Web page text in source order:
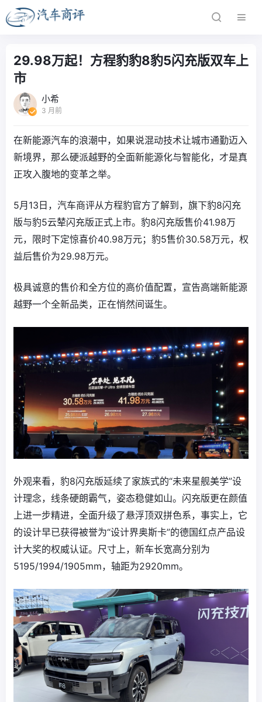
29.98万起！方程豹豹8豹5闪充版双车上
市
小希
3 月前
在新能源汽车的浪潮中，如果说混动技术让城市通勤迈入
新境界，那么硬派越野的全面新能源化与智能化，才是真
正攻入腹地的变革之举。
5月13日，汽车商评从方程豹官方了解到，旗下豹8闪充
版与豹5云辇闪充版正式上市。豹8闪充版售价41.98万
元，限时下定惊喜价40.98万元；豹5售价30.58万元，权
益后售价为29.98万元。
极具诚意的售价和全方位的高价值配置，宣告高端新能源
越野一个全新品类，正在悄然间诞生。
外观来看，豹8闪充版延续了家族式的“未来星舰美学”设
计理念，线条硬朗霸气，姿态稳健如山。闪充版更在颜值
上进一步精进，全面升级了悬浮顶双拼色系，事实上，它
的设计早已获得被誉为“设计界奥斯卡”的德国红点产品设
计大奖的权威认证。尺寸上，新车长宽高分别为
5195/1994/1905mm，轴距为2920mm。